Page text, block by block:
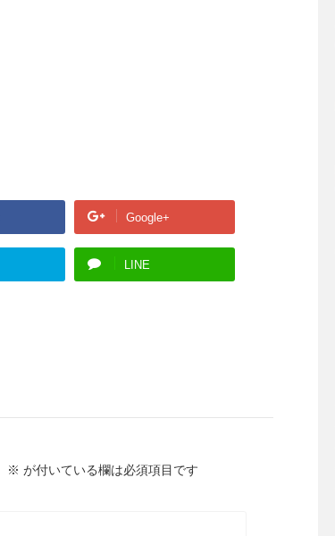
Google+
LINE
※ が付いている欄は必須項目です